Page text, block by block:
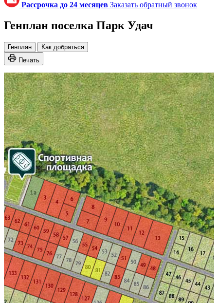
Рассрочка до 24 месяцев Заказать обратный звонок
Генплан поселка Парк Удач
Генплан
Как добраться
Печать